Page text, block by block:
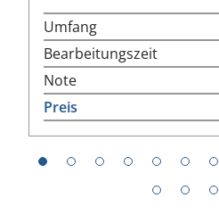
Umfang
Bearbeitungszeit
Note
Preis
1 2 3 4 5 6 7
13
14 15